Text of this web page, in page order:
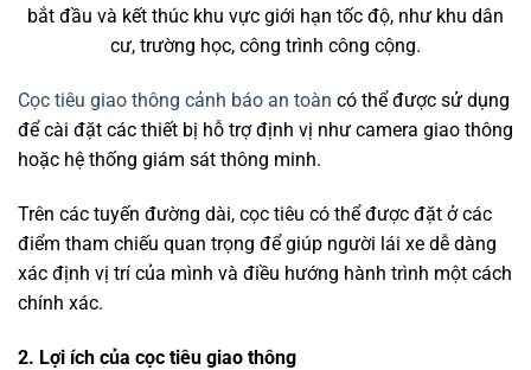
bắt đầu và kết thúc khu vực giới hạn tốc độ, như khu dân
cư, trường học, công trình công cộng.
Cọc tiêu giao thông cảnh báo an toàn có thể được sử dụng
để cài đặt các thiết bị hỗ trợ định vị như camera giao thông
hoặc hệ thống giám sát thông minh.
Trên các tuyến đường dài, cọc tiêu có thể được đặt ở các
điểm tham chiếu quan trọng để giúp người lái xe dễ dàng
xác định vị trí của mình và điều hướng hành trình một cách
chính xác.
2. Lợi ích của cọc tiêu giao thông